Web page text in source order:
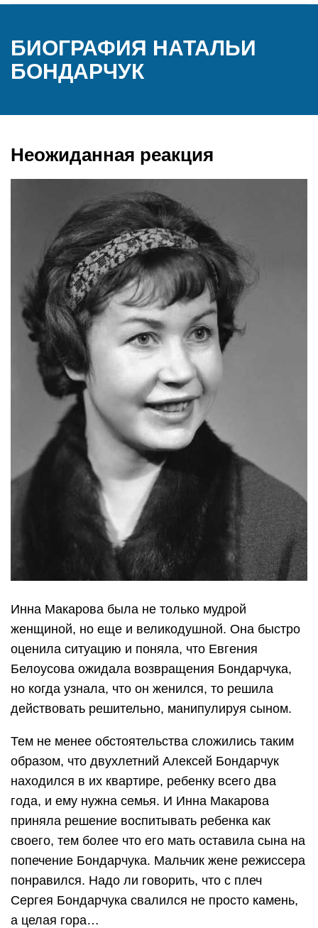
БИОГРАФИЯ НАТАЛЬИ
БОНДАРЧУК
Неожиданная реакция
Инна Макарова была не только мудрой
женщиной, но еще и великодушной. Она быстро
оценила ситуацию и поняла, что Евгения
Белоусова ожидала возвращения Бондарчука,
но когда узнала, что он женился, то решила
действовать решительно, манипулируя сыном.
Тем не менее обстоятельства сложились таким
образом, что двухлетний Алексей Бондарчук
находился в их квартире, ребенку всего два
года, и ему нужна семья. И Инна Макарова
приняла решение воспитывать ребенка как
своего, тем более что его мать оставила сына на
попечение Бондарчука. Мальчик жене режиссера
понравился. Надо ли говорить, что с плеч
Сергея Бондарчука свалился не просто камень,
а целая гора…